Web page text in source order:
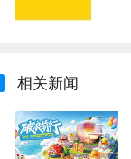
相关新闻